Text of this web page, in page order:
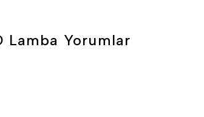
Lamba Yorumlar